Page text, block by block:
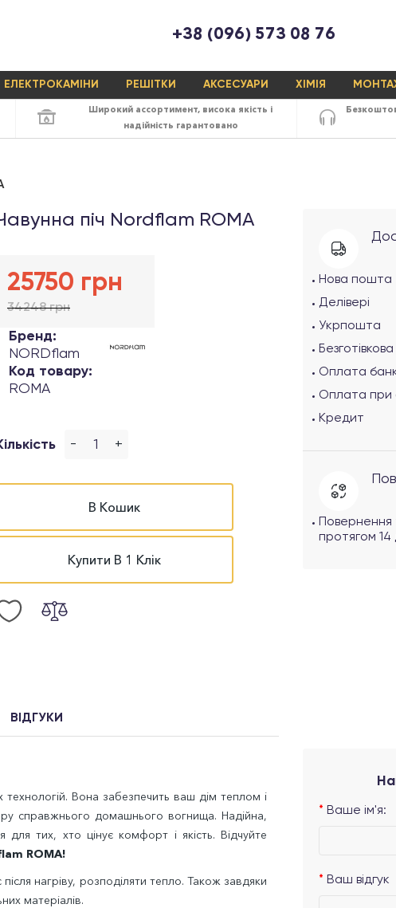
+38 (096) 573 08 76
ЕЛЕКТРОКАМІНИ РЕШІТКИ АКСЕСУАРИ ХІМІЯ
Широкий ассортимент, висока якість і
надійність гарантовано
піч Nordflam ROMA
25750 грн
34248 грн
Бренд:
NORDflam
Код товару:
ROMA
- +
В Кошик
Купити В 1 Клік
Нова пошта
Делівері
Укрпошта
Оплата
Оплата при
Кредит
протягом 14
ВІДГУКИ
Вона забезпечить ваш дім теплом і
справжнього домашнього вогнища. Надійна,
для тих, хто цінує комфорт і якість. Відчуйте
ROMA!
нагріву, розподіляти тепло. Також завдяки
матеріалів.
Ваше ім'я:
Ваш відгук